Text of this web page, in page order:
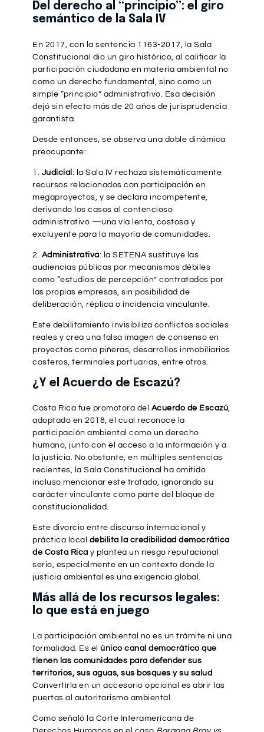
Del derecho al “principio”: el giro
semántico de la Sala IV
En 2017, con la sentencia 1163-2017, la Sala
Constitucional dio un giro histórico, al calificar la
participación ciudadana en materia ambiental no
como un derecho fundamental, sino como un
simple “principio” administrativo. Esa decisión
dejó sin efecto más de 20 años de jurisprudencia
garantista.
Desde entonces, se observa una doble dinámica
preocupante:
Judicial : la Sala IV rechaza sistemáticamente
recursos relacionados con participación en
megaproyectos, y se declara incompetente,
derivando los casos al contencioso
administrativo —una vía lenta, costosa y
excluyente para la mayoría de comunidades.
Administrativa: la SETENA sustituye las
audiencias públicas por mecanismos débiles
como “estudios de percepción” contratados por
las propias empresas, sin posibilidad de
deliberación, réplica o incidencia vinculante.
Este debilitamiento invisibiliza conflictos sociales
reales y crea una falsa imagen de consenso en
proyectos como piñeras, desarrollos inmobiliarios
costeros, terminales portuarias, entre otros.
¿Y el Acuerdo de Escazú?
Costa Rica fue promotora del Acuerdo de Escazú
adoptado en 2018, el cual reconoce la
participación ambiental como un derecho
humano, junto con el acceso a la información y a
la justicia. No obstante, en múltiples sentencias
recientes, la Sala Constitucional ha omitido
incluso mencionar este tratado, ignorando su
carácter vinculante como parte del bloque de
constitucionalidad.
Este divorcio entre discurso internacional y
práctica local debilita la credibilidad democrática
de Costa Rica y plantea un riesgo reputacional
serio, especialmente en un contexto donde la
justicia ambiental es una exigencia global.
Más allá de los recursos legales:
lo que está en juego
La participación ambiental no es un trámite ni una
formalidad. Es el único canal democrático que
tienen las comunidades para defender sus
territorios, sus aguas, sus bosques y su salud.
Convertirla en un accesorio opcional es abrir las
puertas al autoritarismo ambiental.
Como señaló la Corte Interamericana de